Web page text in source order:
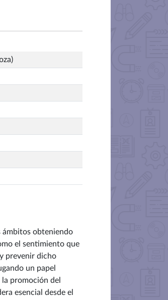
ámbitos obteniendo
el sentimiento que
prevenir dicho
un papel
promoción del
esencial desde el